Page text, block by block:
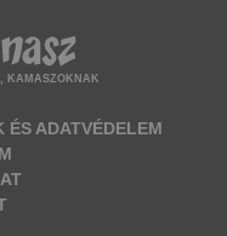
KAMASZOKNAK
ADATVÉDELEM